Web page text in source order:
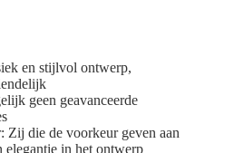
en stijlvol ontwerp,
geen geavanceerde
Zij die de voorkeur geven aan
elegantie in het ontwerp